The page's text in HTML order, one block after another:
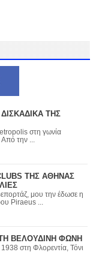
ΤΗΣ
στη γωνία
Πανεπιστημίου και Εμμ. Μπενάκη. Από την ...
ΤΗΣ ΑΘΗΝΑΣ
μου την έδωσε η
Piraeus ...
ΒΕΛΟΥΔΙΝΗ ΦΩΝΗ
στη Φλορεντία, Τόνι